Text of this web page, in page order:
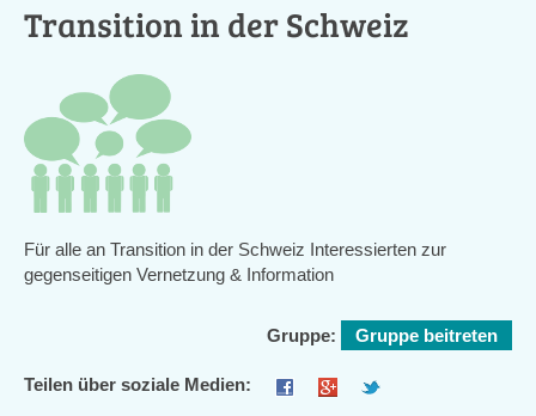
Transition in der Schweiz
Für alle an Transition in der Schweiz Interessierten zur
gegenseitigen Vernetzung & Information
Gruppe: Gruppe beitreten
Teilen über soziale Medien: